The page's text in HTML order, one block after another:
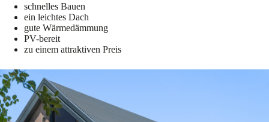
schnelles Bauen
ein leichtes Dach
gute Wärmedämmung
PV-bereit
zu einem attraktiven Preis